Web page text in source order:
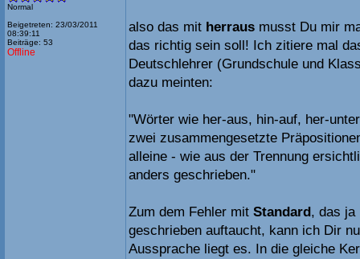
Normal
Beigetreten: 23/03/2011
08:39:11
Beiträge: 53
Offline
also das mit herraus musst Du mir
das richtig sein soll! Ich zitiere mal
Deutschlehrer (Grundschule und
dazu meinten:
"Wörter wie her-aus, hin-auf, her-
zwei zusammengesetzte
alleine - wie aus der Trennung
anders geschrieben."
Zum dem Fehler mit Standard, das ja
geschrieben auftaucht, kann ich Dir
Aussprache liegt es. In die gleiche